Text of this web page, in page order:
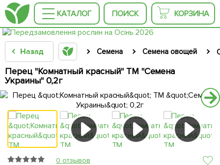
КАТАЛОГ ПОИСК КОРЗИНА
Назад Семена Семена овощей
Перец "Комнатный красный" ТМ "Семена
Украины" 0,2г
0 отзывов